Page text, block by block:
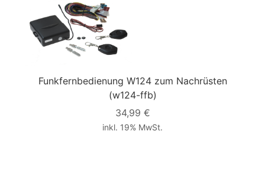
Funkfernbedienung W124 zum Nachrüsten
(w124-ffb)
34,99 €
inkl. 19% MwSt.